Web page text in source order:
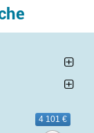
4 101 €